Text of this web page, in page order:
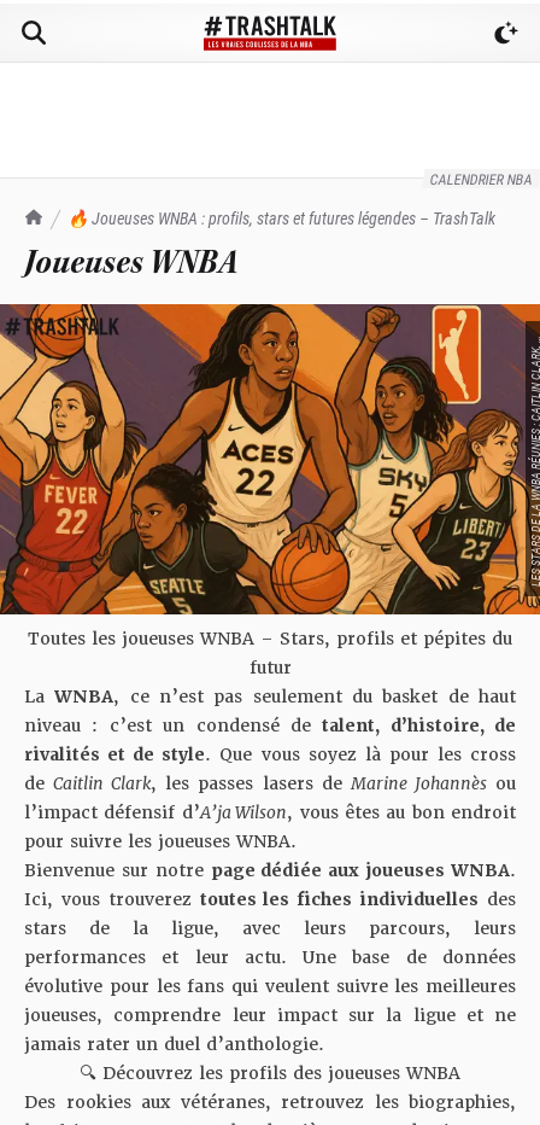
CALENDRIER NBA
TrashTalk Actu NBA
🔥 Joueuses WNBA : profils, stars et futures légendes – TrashTalk
Joueuses WNBA
Toutes les joueuses WNBA – Stars, profils et pépites du
futur
LaWNBA, ce n’est pas seulement du basket de haut
niveau : c’est un condensé detalent, d’histoire, de
rivalités et de style. Que vous soyez là pour les cross
deCaitlin Clark, les passes lasers de Marine Johannèsou
l’impact défensif d’A’ja Wilson, vous êtes au bon endroit
pour suivre les joueuses WNBA.
Bienvenue sur notre page dédiée aux joueuses WNBA.
Ici, vous trouverez toutes les fiches individuelles des
stars de la ligue, avec leurs parcours, leurs
performances et leur actu. Une base de données
évolutive pour les fans qui veulent suivre les meilleures
joueuses, comprendre leur impact sur la ligue et ne
jamais rater un duel d’anthologie.
🔍 Découvrez les profils des joueuses WNBA
Des rookies aux vétéranes, retrouvez les biographies,